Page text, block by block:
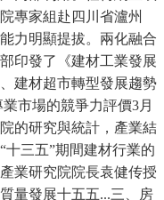
專家組赴四川省瀘州
力明顯提拔。兩化融合
印發了《建材工業發展
建材超市轉型發展趨勢
市場的競爭力評價3月
的研究與統計，產業結
三五”期間建材行業的
業研究院院長袁健传授
量發展十五五...三、房